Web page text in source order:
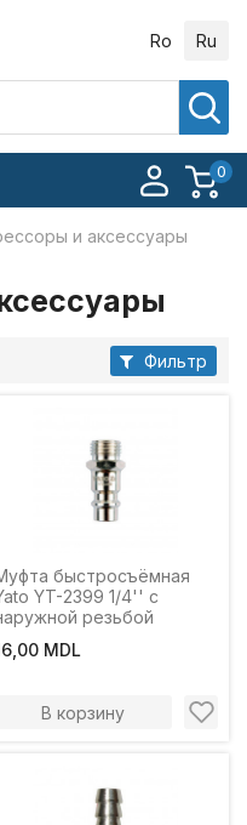
Ro Ru
0
и аксессуары
Фильтр
быстросъёмная
YT-2399 1/4'' с
резьбой
MDL
В корзину